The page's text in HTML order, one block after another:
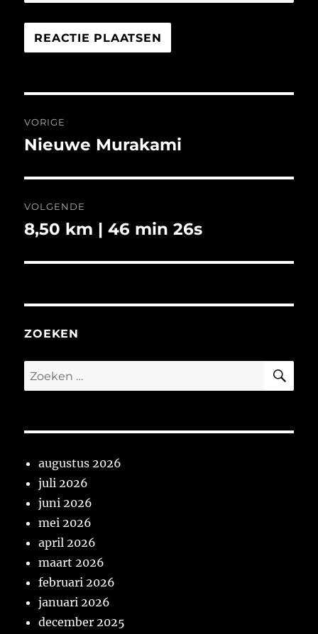
navigatie
VORIGE
Vorig
Nieuwe Murakami
VOLGENDE
Volgend
8,50 km | 46 min 26s
ZOEKEN
Zoeken
naar:
augustus 2026
juli 2026
juni 2026
mei 2026
april 2026
maart 2026
februari 2026
januari 2026
december 2025